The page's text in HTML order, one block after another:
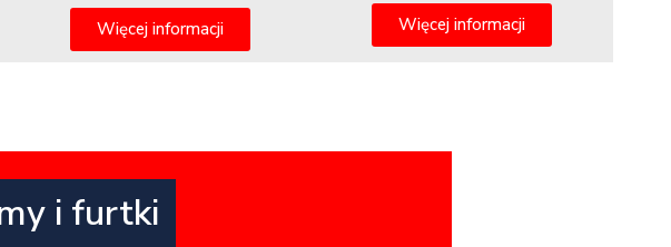
Więcej informacji Więcej informacji
i furtki